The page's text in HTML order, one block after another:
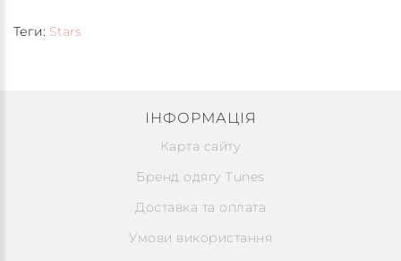
Теги: Stars
ІНФОРМАЦІЯ
Карта сайту
Бренд одягу Tunes
Доставка та оплата
Умови використання